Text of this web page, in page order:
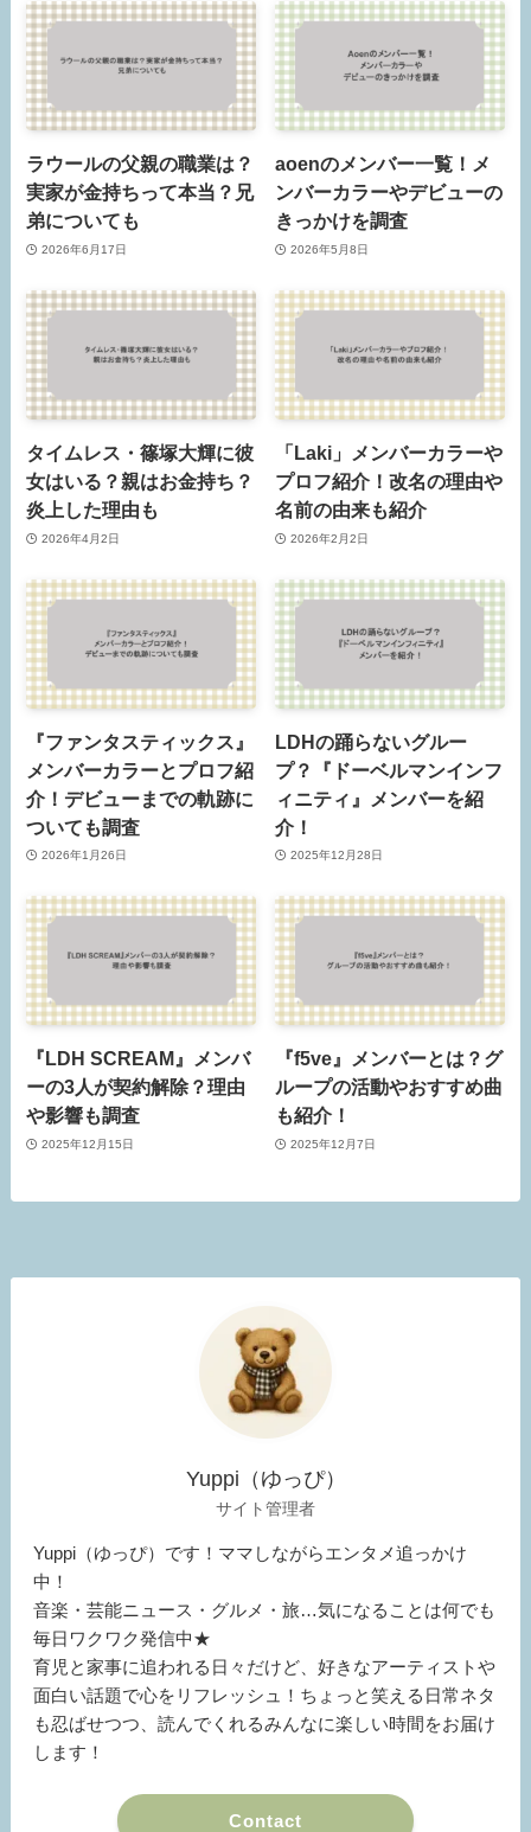
ラウールの父親の職業は？
実家が金持ちって本当？兄
弟についても
2026年6月17日
aoenのメンバー一覧！メ
ンバーカラーやデビューの
きっかけを調査
2026年5月8日
タイムレス・篠塚大輝に彼
女はいる？親はお金持ち？
炎上した理由も
2026年4月2日
「Laki」メンバーカラーや
プロフ紹介！改名の理由や
名前の由来も紹介
2026年2月2日
『ファンタスティックス』
メンバーカラーとプロフ紹
介！デビューまでの軌跡に
ついても調査
2026年1月26日
LDHの踊らないグルー
プ？『ドーベルマンインフ
ィニティ』メンバーを紹
介！
2025年12月28日
『LDH SCREAM』メンバ
ーの3人が契約解除？理由
や影響も調査
2025年12月15日
『f5ve』メンバーとは？グ
ループの活動やおすすめ曲
も紹介！
2025年12月7日
Yuppi（ゆっぴ）
サイト管理者
Yuppi（ゆっぴ）です！ママしながらエンタメ追っかけ
中！
音楽・芸能ニュース・グルメ・旅…気になることは何でも
毎日ワクワク発信中★
育児と家事に追われる日々だけど、好きなアーティストや
面白い話題で心をリフレッシュ！ちょっと笑える日常ネタ
も忍ばせつつ、読んでくれるみんなに楽しい時間をお届け
します！
Contact